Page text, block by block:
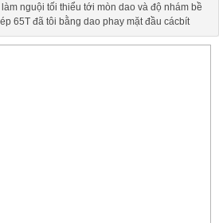
nguội tối thiểu tới mòn dao và độ nhám bề
65T đã tôi bằng dao phay mặt đầu cácbít